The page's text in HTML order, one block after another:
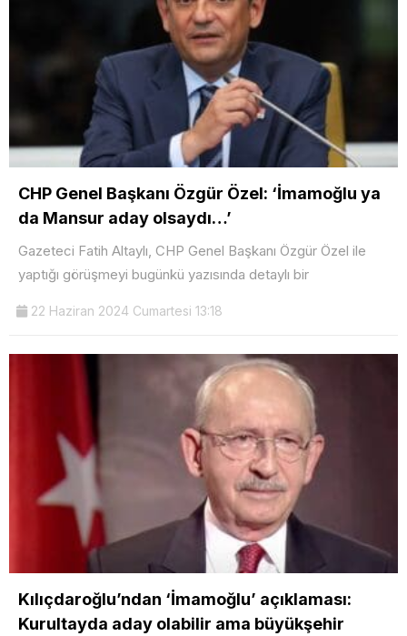
CHP Genel Başkanı Özgür Özel: ‘İmamoğlu ya
da Mansur aday olsaydı…’
Gazeteci Fatih Altaylı, CHP Genel Başkanı Özgür Özel ile
yaptığı görüşmeyi bugünkü yazısında detaylı bir
22 Haziran 2024 Cumartesi 13:18
Kılıçdaroğlu’ndan ‘İmamoğlu’ açıklaması:
Kurultayda aday olabilir ama büyükşehir